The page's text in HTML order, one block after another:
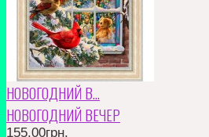
НОВОГОДНИЙ В...
НОВОГОДНИЙ ВЕЧЕР
155.00грн.